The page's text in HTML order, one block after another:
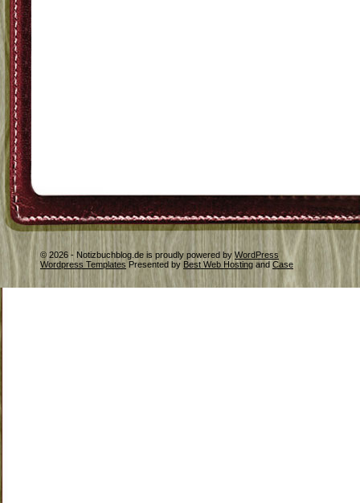
© 2026 - Notizbuchblog.de is proudly powered by WordPress
Wordpress Templates Presented by Best Web Hosting and Case